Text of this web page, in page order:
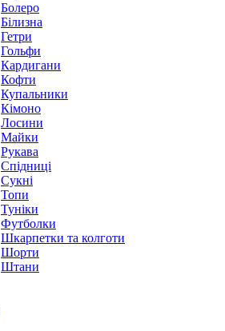
Болеро
Білизна
Гетри
Гольфи
Кардигани
Кофти
Купальники
Кімоно
Лосини
Майки
Рукава
Спідниці
Сукні
Топи
Туніки
Футболки
Шкарпетки та колготи
Шорти
Штани